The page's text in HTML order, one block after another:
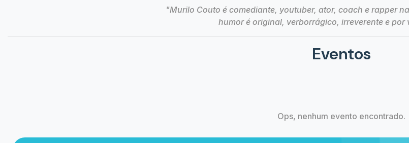
"Murilo Couto é comediante, youtuber, ator, coach e rapper
humor é original, verborrágico, irreverente e por
Eventos
Ops, nenhum evento encontrado.